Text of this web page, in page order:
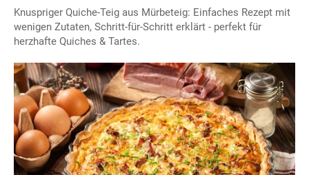
Knuspriger Quiche-Teig aus Mürbeteig: Einfaches Rezept mit
wenigen Zutaten, Schritt-für-Schritt erklärt - perfekt für
herzhafte Quiches & Tartes.